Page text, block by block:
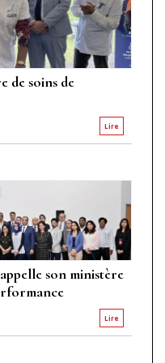
de soins de
Lire
son ministère
Lire